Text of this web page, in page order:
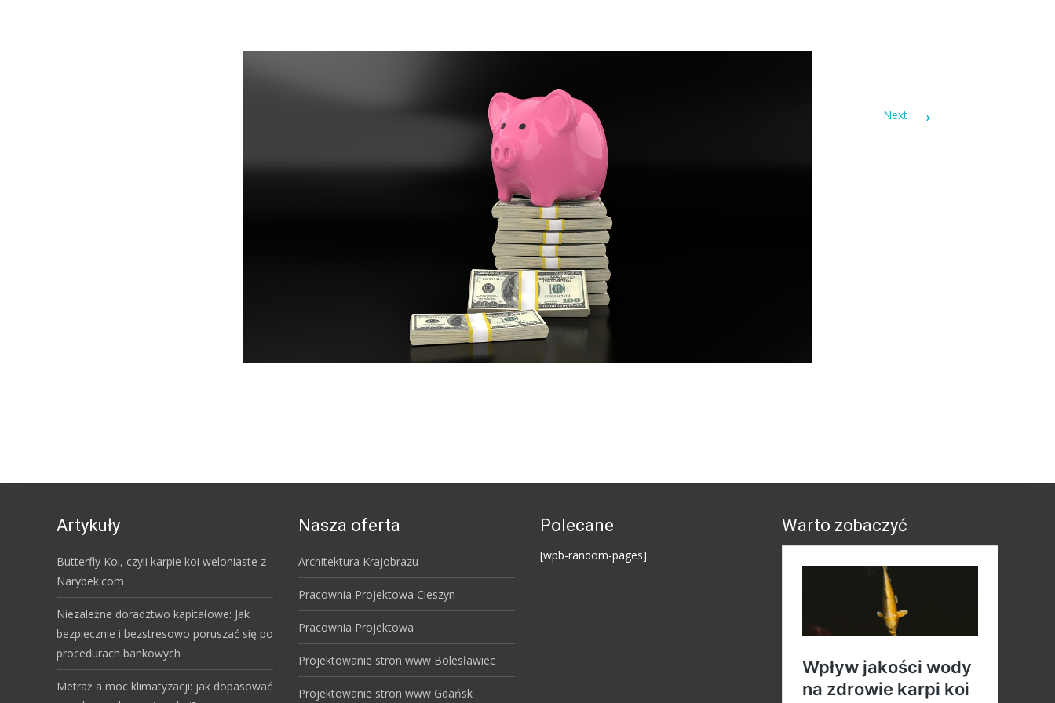
Next →
Artykuły
Butterfly Koi, czyli karpie koi weloniaste z
Narybek.com
Niezależne doradztwo kapitałowe: Jak
bezpiecznie i bezstresowo poruszać się po
procedurach bankowych
Metraż a moc klimatyzacji: jak dopasować
Nasza oferta
Architektura Krajobrazu
Pracownia Projektowa Cieszyn
Pracownia Projektowa
Projektowanie stron www Bolesławiec
Projektowanie stron www Gdańsk
Polecane
[wpb-random-pages]
Warto zobaczyć